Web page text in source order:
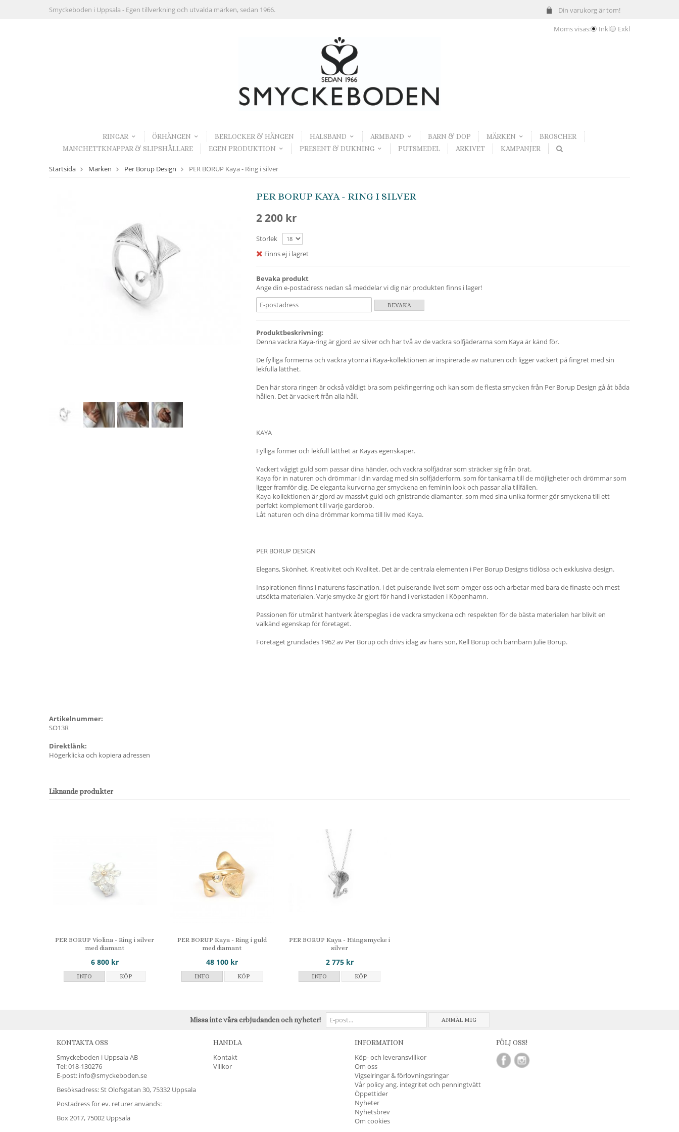
Din varukorg är tom!
Smyckeboden i Uppsala - Egen tillverkning och utvalda märken, sedan 1966.
Moms visas: Inkl Exkl
RINGAR ÖRHÄNGEN BERLOCKER & HÄNGEN HALSBAND ARMBAND BARN & DOP MÄRKEN
BROSCHER
MANCHETTKNAPPAR & SLIPSHÅLLARE
EGEN PRODUKTION PRESENT & DUKNING PUTSMEDEL ARKIVET KAMPANJER
Startsida Märken Per Borup Design PER BORUP Kaya - Ring i silver
PER BORUP KAYA - RING I SILVER
2 200 kr
Storlek
Finns ej i lagret
Bevaka produkt
Ange din e-postadress nedan så meddelar vi dig när produkten finns i lager!
BEVAKA
Produktbeskrivning:
Denna vackra Kaya-ring är gjord av silver och har två av de vackra solfjäderarna som Kaya är känd för.
De fylliga formerna och vackra ytorna i Kaya-kollektionen är inspirerade av naturen och ligger vackert på fingret med sin
lekfulla lätthet.
Den här stora ringen är också väldigt bra som pekfingerring och kan som de flesta smycken från Per Borup Design gå åt båda
hållen. Det är vackert från alla håll.
KAYA
Fylliga former och lekfull lätthet är Kayas egenskaper.
Vackert vågigt guld som passar dina händer, och vackra solfjädrar som sträcker sig från örat.
Kaya för in naturen och drömmar i din vardag med sin solfjäderform, som för tankarna till de möjligheter och drömmar som
ligger framför dig. De eleganta kurvorna ger smyckena en feminin look och passar alla tillfällen.
Kaya-kollektionen är gjord av massivt guld och gnistrande diamanter, som med sina unika former gör smyckena till ett
perfekt komplement till varje garderob.
Låt naturen och dina drömmar komma till liv med Kaya.
PER BORUP DESIGN
Elegans, Skönhet, Kreativitet och Kvalitet. Det är de centrala elementen i Per Borup Designs tidlösa och exklusiva design.
Inspirationen finns i naturens fascination, i det pulserande livet som omger oss och arbetar med bara de finaste och mest
utsökta materialen. Varje smycke är gjort för hand i verkstaden i Köpenhamn.
Passionen för utmärkt hantverk återspeglas i de vackra smyckena och respekten för de bästa materialen har blivit en
välkänd egenskap för företaget.
Företaget grundades 1962 av Per Borup och drivs idag av hans son, Kell Borup och barnbarn Julie Borup.
Artikelnummer:
SO13R
Direktlänk:
Högerklicka och kopiera adressen
Liknande produkter
PER BORUP Violina - Ring i silver
med diamant
6 800 kr
INFO KÖP
PER BORUP Kaya - Ring i guld
med diamant
48 100 kr
INFO KÖP
PER BORUP Kaya - Hängsmycke i
silver
2 775 kr
INFO KÖP
Missa inte våra erbjudanden och nyheter! ANMÄL MIG
KONTAKTA OSS
Smyckeboden i Uppsala AB
Tel:018-130276
E-post: info@smyckeboden.se
Besöksadress: St Olofsgatan 30, 75332 Uppsala
Postadress för ev. returer används:
Box 2017, 75002 Uppsala
HANDLA
Kontakt
Villkor
INFORMATION
Köp- och leveransvillkor
Om oss
Vigselringar & förlovningsringar
Vår policy ang. integritet och penningtvätt
Öppettider
Nyheter
Nyhetsbrev
Om cookies
FÖLJ OSS!